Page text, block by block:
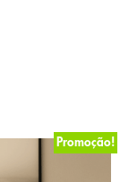
Promoção!